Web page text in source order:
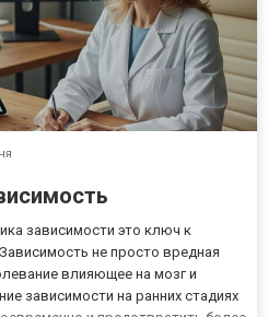
зависимости это ключ к
не просто вредная
влияющее на мозг и
зависимости на ранних стадиях